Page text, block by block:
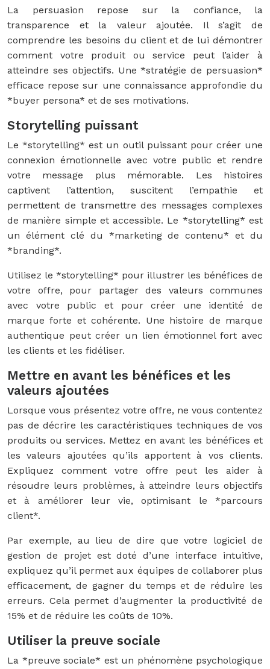
La persuasion repose sur la confiance, la
transparence et la valeur ajoutée. Il s’agit de
comprendre les besoins du client et de lui démontrer
comment votre produit ou service peut l’aider à
atteindre ses objectifs. Une *stratégie de persuasion*
efficace repose sur une connaissance approfondie du
*buyer persona* et de ses motivations.
Storytelling puissant
Le *storytelling* est un outil puissant pour créer une
connexion émotionnelle avec votre public et rendre
votre message plus mémorable. Les histoires
captivent l’attention, suscitent l’empathie et
permettent de transmettre des messages complexes
de manière simple et accessible. Le *storytelling* est
un élément clé du *marketing de contenu* et du
*branding*.
Utilisez le *storytelling* pour illustrer les bénéfices de
votre offre, pour partager des valeurs communes
avec votre public et pour créer une identité de
marque forte et cohérente. Une histoire de marque
authentique peut créer un lien émotionnel fort avec
les clients et les fidéliser.
Mettre en avant les bénéfices et les
valeurs ajoutées
Lorsque vous présentez votre offre, ne vous contentez
pas de décrire les caractéristiques techniques de vos
produits ou services. Mettez en avant les bénéfices et
les valeurs ajoutées qu’ils apportent à vos clients.
Expliquez comment votre offre peut les aider à
résoudre leurs problèmes, à atteindre leurs objectifs
et à améliorer leur vie, optimisant le *parcours
client*.
Par exemple, au lieu de dire que votre logiciel de
gestion de projet est doté d’une interface intuitive,
expliquez qu’il permet aux équipes de collaborer plus
efficacement, de gagner du temps et de réduire les
erreurs. Cela permet d’augmenter la productivité de
15% et de réduire les coûts de 10%.
Utiliser la preuve sociale
La *preuve sociale* est un phénomène psychologique